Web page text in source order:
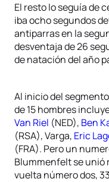
El resto lo seguía de
iba ocho segundos
antiparras en la
desventaja de 26
de natación del año
Al inicio del
de 15 hombres
Van Riel (NED), Ben
(RSA), Varga, Eric
(FRA). Pero un
Blummenfelt se unió
vuelta número dos,